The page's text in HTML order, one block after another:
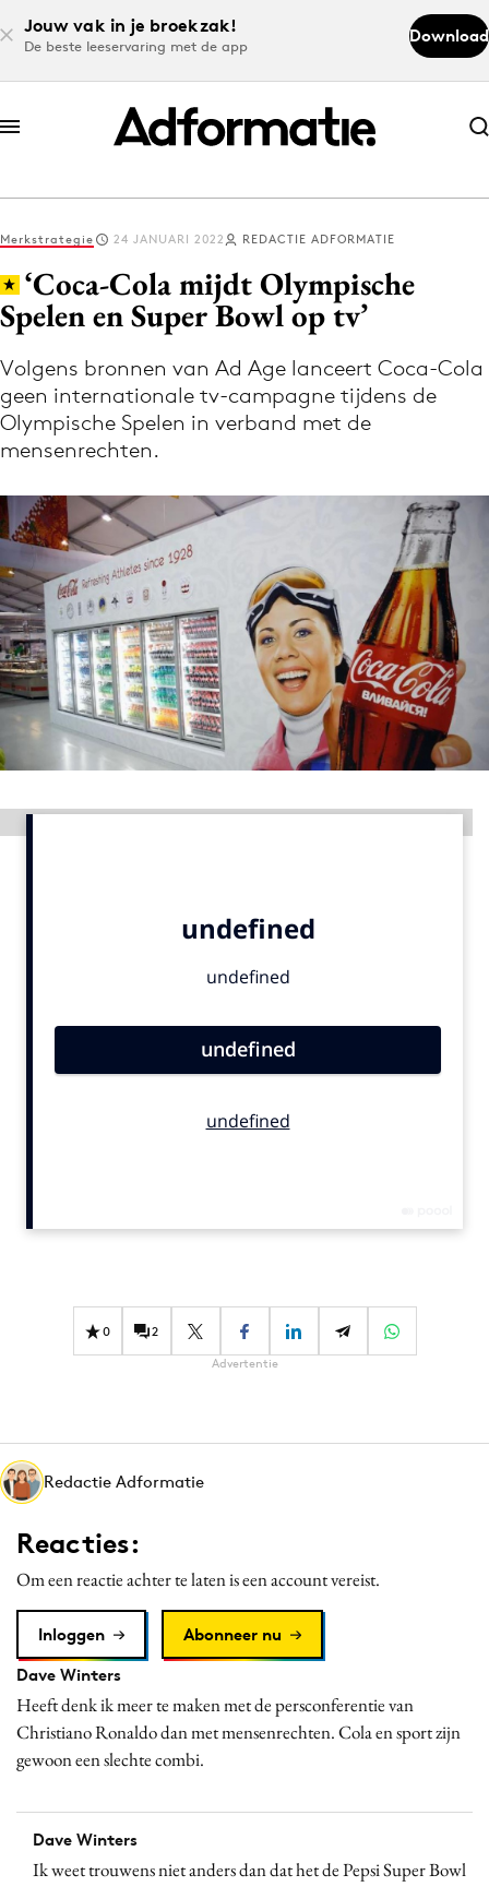
Jouw vak in je broekzak!
De beste leeservaring met de app
Download
Abonneer nu
Abonneer nu
Log in
Volg het laatste nieuws via de Adformatie
Nieuws app
Menu
Home
9 sept: GenAI-training
12 nov: MarketingLive!
Adverteren
Events
Vacatures
Campagnes
Design
Effectiviteit
Gedragsverandering
Martech
Media
PR
Programmatic
Reputatie & crisis
Merkstrategie 24 JANUARI 2022 REDACTIE ADFORMATIE
‘Coca-Cola mijdt Olympische
Spelen en Super Bowl op tv’
Volgens bronnen van Ad Age lanceert Coca-Cola
geen internationale tv-campagne tijdens de
Olympische Spelen in verband met de
mensenrechten.
0 2
Advertentie
Redactie Adformatie
Reacties:
Om een reactie achter te laten is een account vereist.
Inloggen
Abonneer nu
Dave Winters
Heeft denk ik meer te maken met de persconferentie van
Christiano Ronaldo dan met mensenrechten. Cola en sport zijn
gewoon een slechte combi.
Dave Winters
Ik weet trouwens niet anders dan dat het de Pepsi Super Bowl